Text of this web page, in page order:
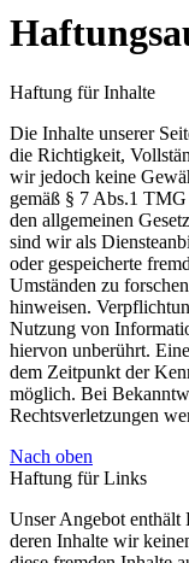
Haftung für Inhalte
Die Inhalte unserer
die Richtigkeit,
wir jedoch keine
gemäß § 7 Abs.1
den allgemeinen
sind wir als
oder gespeicherte
Umständen zu
hinweisen.
Nutzung von
hiervon unberührt.
dem Zeitpunkt der
möglich. Bei
Rechtsverletzungen
Nach oben
Haftung für Links
Unser Angebot enthält
deren Inhalte wir